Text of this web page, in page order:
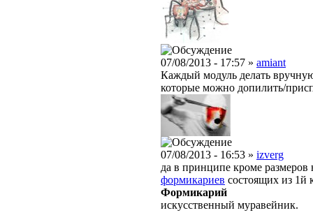
07/08/2013 - 17:57 » amiant
Каждый модуль делать
которые можно допилить/
07/08/2013 - 16:53 » izverg
да в принципе кроме размеров
формикариев состоящих из 1й
Формикарий
искусственный муравейник.